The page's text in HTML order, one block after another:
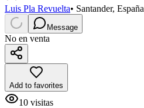
Luis Pla Revuelta• Santander, España
Message
No en venta
Add to favorites
10 visitas